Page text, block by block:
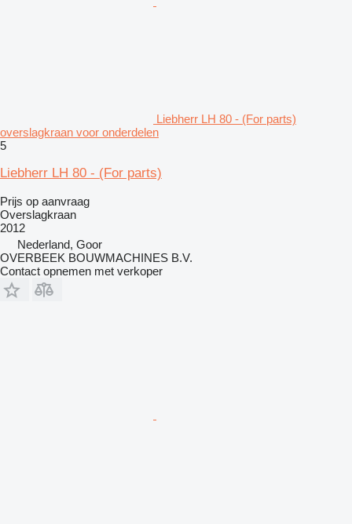
Liebherr LH 80 - (For parts)
overslagkraan voor onderdelen
5
Liebherr LH 80 - (For parts)
Prijs op aanvraag
Overslagkraan
2012
Nederland, Goor
OVERBEEK BOUWMACHINES B.V.
Contact opnemen met verkoper